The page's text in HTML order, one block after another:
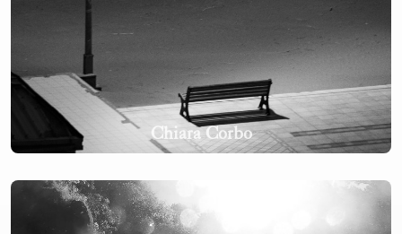
Chiara Corbo